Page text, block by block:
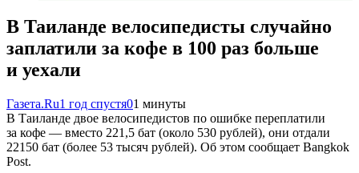
В Таиланде велосипедисты случайно
заплатили за кофе в 100 раз больше
и уехали
Газета.Ru1 год спустя01 минуты
В Таиланде двое велосипедистов по ошибке переплатили
за кофе — вместо 221,5 бат (около 530 рублей), они отдали
22150 бат (более 53 тысяч рублей). Об этом сообщает Bangkok
Post.